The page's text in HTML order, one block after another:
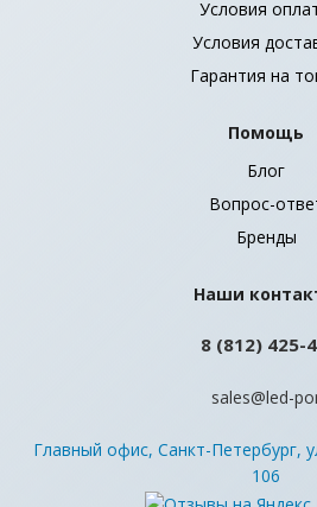
Условия
Условия
Гарантия на
Помощь
Блог
Вопрос-
Бренды
Наши
8 (812) 425-
sales@led-
Главный офис, Санкт-Петербург,
106